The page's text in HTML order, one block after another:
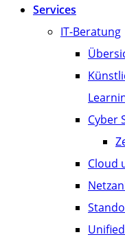
Services
IT-Beratung
Cyber
Cloud